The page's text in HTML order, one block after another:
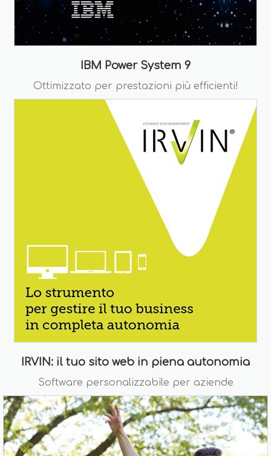
IBM Power System 9
Ottimizzato per prestazioni più efficienti!
IRVIN: il tuo sito web in piena autonomia
Software personalizzabile per aziende